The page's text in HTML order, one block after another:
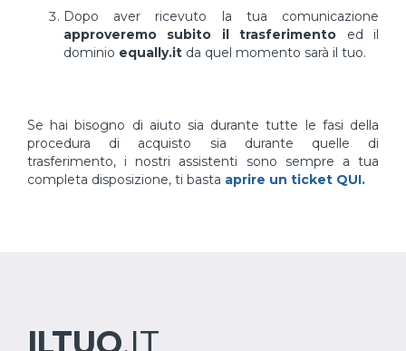
Dopo aver ricevuto la tua comunicazione
approveremo subito il trasferimento ed il
dominio equally.it da quel momento sarà il tuo.
Se hai bisogno di aiuto sia durante tutte le fasi della
procedura di acquisto sia durante quelle di
trasferimento, i nostri assistenti sono sempre a tua
completa disposizione, ti basta aprire un ticket QUI.
ILTUO.IT